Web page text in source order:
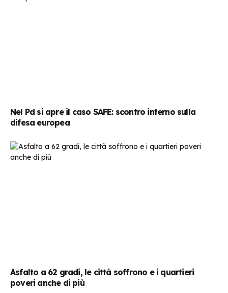
Nel Pd si apre il caso SAFE: scontro interno sulla
difesa europea
Asfalto a 62 gradi, le città soffrono e i quartieri
poveri anche di più